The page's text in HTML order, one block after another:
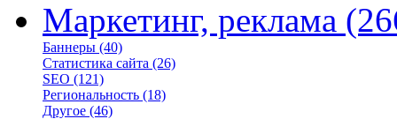
Маркетинг, реклама
Баннеры (40)
Статистика сайта (26)
SEO (121)
Региональность (18)
Другое (46)